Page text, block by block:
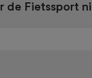
de Fietssport